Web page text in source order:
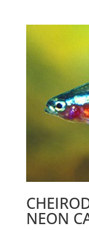
NEON